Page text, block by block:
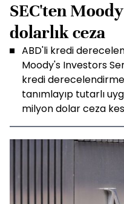
SEC'ten
dolarlık ceza
ABD'li kredi
Moody's Investors
kredi
tanımlayıp tutarlı
milyon dolar ceza